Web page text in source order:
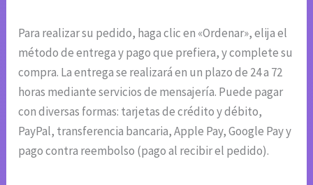
Para realizar su pedido, haga clic en «Ordenar», elija el
método de entrega y pago que prefiera, y complete su
compra. La entrega se realizará en un plazo de 24 a 72
horas mediante servicios de mensajería. Puede pagar
con diversas formas: tarjetas de crédito y débito,
PayPal, transferencia bancaria, Apple Pay, Google Pay y
pago contra reembolso (pago al recibir el pedido).